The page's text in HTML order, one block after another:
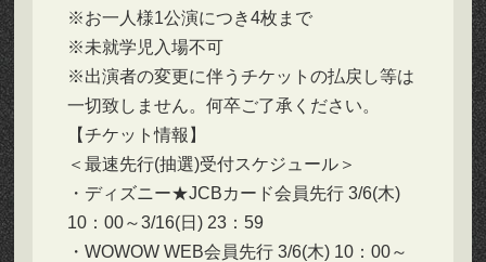
※お一人様1公演につき4枚まで
※未就学児入場不可
※出演者の変更に伴うチケットの払戻し等は
一切致しません。何卒ご了承ください。
【チケット情報】
＜最速先行(抽選)受付スケジュール＞
・ディズニー★JCBカード会員先行 3/6(木)
10：00～3/16(日) 23：59
・WOWOW WEB会員先行 3/6(木) 10：00～